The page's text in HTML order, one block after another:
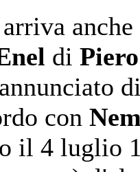
anche
di Piero
con
il 4 luglio